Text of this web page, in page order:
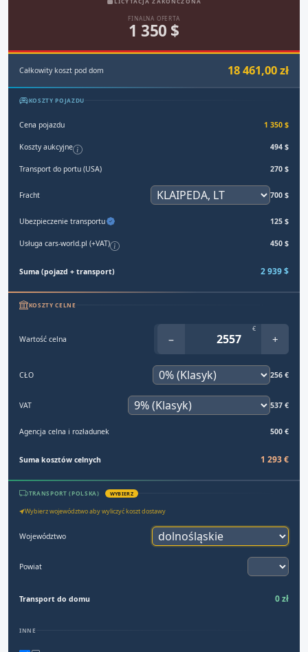
FINALNA OFERTA
1 350 $
Całkowity koszt pod dom 18 461,00 zł
KOSZTY POJAZDU
Cena pojazdu 1 350 $
Koszty aukcyjne 494 $
Transport do portu (USA) 270 $
Fracht 700 $
Ubezpieczenie transportu 125 $
Usługa cars-world.pl (+VAT) 450 $
Suma (pojazd + transport) 2 939 $
KOSZTY CELNE
Wartość celna −
€
+
CŁO 256 €
VAT 537 €
Agencja celna i rozładunek 500 €
Suma kosztów celnych 1 293 €
TRANSPORT (POLSKA) WYBIERZ
Wybierz województwo aby wyliczyć koszt dostawy
Województwo
Powiat
Transport do domu 0 zł
INNE